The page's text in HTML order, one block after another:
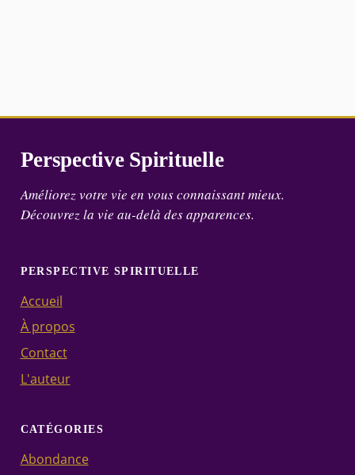
Perspective Spirituelle
Améliorez votre vie en vous connaissant mieux.
Découvrez la vie au-delà des apparences.
PERSPECTIVE SPIRITUELLE
Accueil
À propos
Contact
L'auteur
CATÉGORIES
Abondance